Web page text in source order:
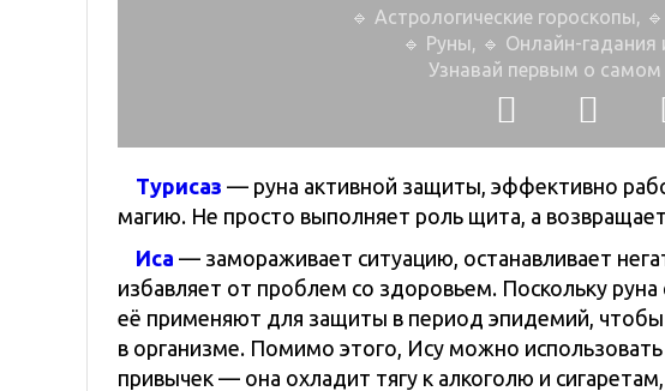
🔹 Астрологические гороскопы,
🔹 Руны, 🔹 Онлайн-гадания
Узнавай первым о самом
Турисаз — руна активной защиты, эффективно
магию. Не просто выполняет роль щита, а
Иса — замораживает ситуацию, останавливает
избавляет от проблем со здоровьем. Поскольку руна
её применяют для защиты в период эпидемий, чтобы
в организме. Помимо этого, Ису можно
привычек — она охладит тягу к алкоголю и